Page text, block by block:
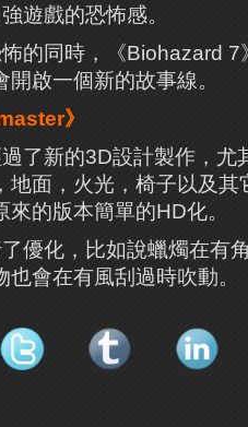
遊戲的恐怖感。
的同時，《Biohazard
啟一個新的故事線。
》
了新的3D設計製作，尤
地面，火光，椅子以及其
的版本簡單的HD化。
優化，比如說蠟燭在有
會在有風刮過時吹動。